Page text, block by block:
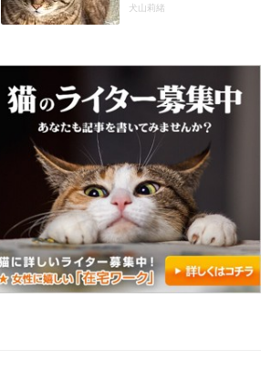
犬山莉緒